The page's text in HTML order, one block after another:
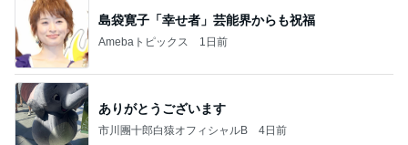
島袋寛子「幸せ者」芸能界からも祝福
Amebaトピックス 1日前
ありがとうございます
市川團十郎白猿オフィシャルB 4日前